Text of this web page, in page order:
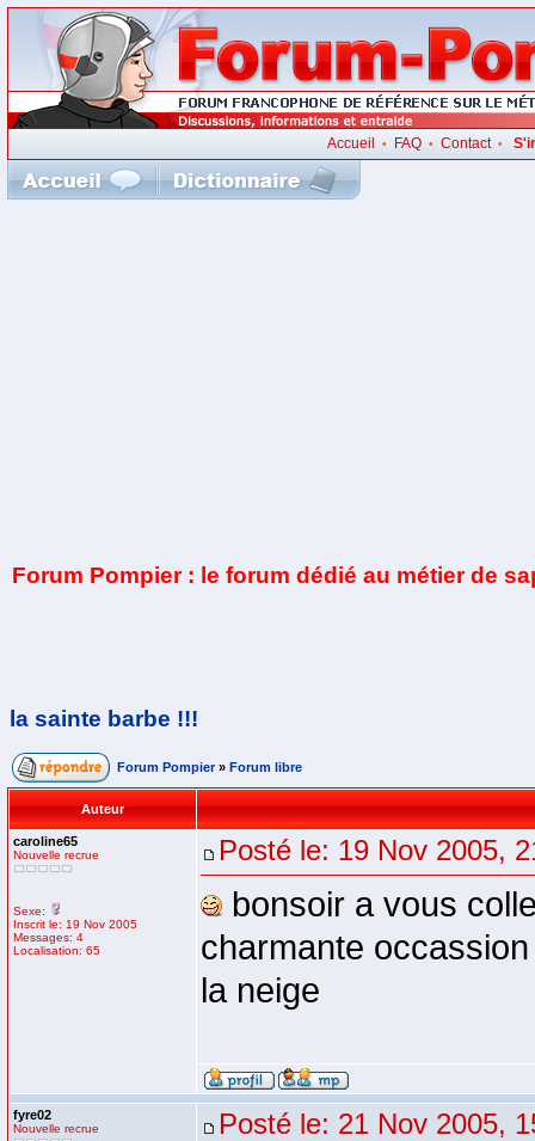
Accueil • FAQ• Contact•
Forum Pompier : le forum dédié au métier de
la sainte barbe !!!
Forum Pompier » Forum libre
Auteur
caroline65
Nouvelle recrue
Sexe:
Inscrit le: 19 Nov 2005
Messages: 4
Localisation: 65
Posté le: 19 Nov 2005,
bonsoir a vous
charmante
la neige
fyre02
Nouvelle recrue Posté le: 21 Nov 2005,